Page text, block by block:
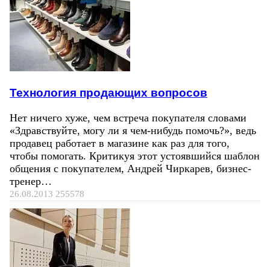
Технология продающих вопросов
Нет ничего хуже, чем встреча покупателя словами
«Здравствуйте, могу ли я чем-нибудь помочь?», ведь
продавец работает в магазине как раз для того,
чтобы помогать. Критикуя этот устоявшийся шаблон
общения с покупателем, Андрей Чиркарев, бизнес-
тренер…
26.08.2013 255578